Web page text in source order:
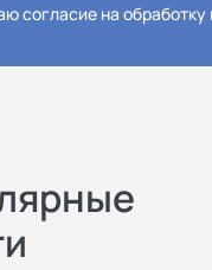
согласие на